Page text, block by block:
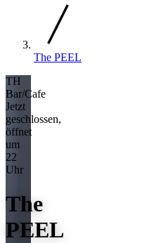
The PEEL
TH
Bar/Cafe
Jetzt
geschlossen,
öffnet
um
22
Uhr
The
PEEL